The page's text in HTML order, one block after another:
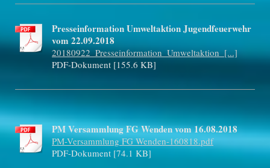
Presseinformation Umweltaktion Jugendfeuerwehr
vom 22.09.2018
20180922_Presseinformation_Umweltaktion_[...]
PDF-Dokument [155.6 KB]
PM Versammlung FG Wenden vom 16.08.2018
PM-Versammlung FG Wenden-160818.pdf
PDF-Dokument [74.1 KB]